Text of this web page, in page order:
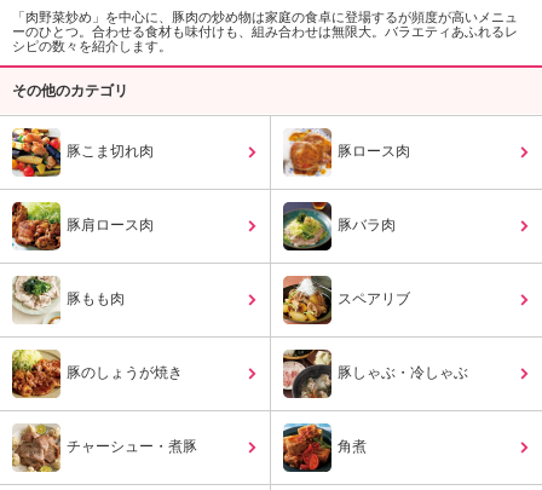
を
見
つ
よ
N
エ
ケ
ョ
ナ
「肉野菜炒め」を中心に、豚肉の炒め物は家庭の食卓に登場するが頻度が高いメニュ
ーのひとつ。合わせる食材も味付けも、組み合わせは無限大。バラエティあふれるレ
シピの数々を紹介します。
その他のカテゴリ
豚こま切れ肉 豚ロース肉
豚肩ロース肉 豚バラ肉
豚もも肉 スペアリブ
豚のしょうが焼き 豚しゃぶ・冷しゃぶ
チャーシュー・煮豚 角煮